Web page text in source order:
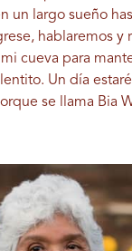
un largo sueño
hablaremos y
cueva para
Un día
se llama Bia